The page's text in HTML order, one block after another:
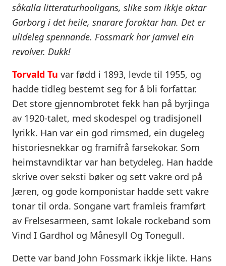
såkalla litteraturhooligans, slike som ikkje aktar
Garborg i det heile, snarare foraktar han. Det er
ulideleg spennande. Fossmark har jamvel ein
revolver. Dukk!
Torvald Tu var fødd i 1893, levde til 1955, og
hadde tidleg bestemt seg for å bli forfattar.
Det store gjennombrotet fekk han på byrjinga
av 1920-talet, med skodespel og tradisjonell
lyrikk. Han var ein god rimsmed, ein dugeleg
historiesnekkar og framifrå farsekokar. Som
heimstavndiktar var han betydeleg. Han hadde
skrive over seksti bøker og sett vakre ord på
Jæren, og gode komponistar hadde sett vakre
tonar til orda. Songane vart framleis framført
av Frelsesarmeen, samt lokale rockeband som
Vind I Gardhol og Månesyll Og Tonegull.
Dette var band John Fossmark ikkje likte. Hans